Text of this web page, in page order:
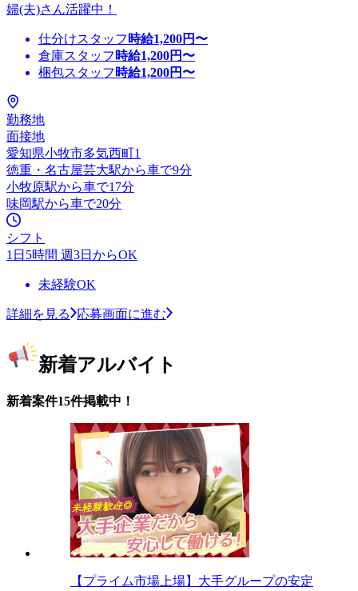
婦(夫)さん活躍中！
仕分けスタッフ 時給1,200円〜
倉庫スタッフ 時給1,200円〜
梱包スタッフ 時給1,200円〜
勤務地
面接地
愛知県小牧市多気西町1
徳重・名古屋芸大駅から車で9分
小牧原駅から車で17分
味岡駅から車で20分
シフト
1日5時間 週3日からOK
未経験OK
詳細を見る 応募画面に進む
新着アルバイト
新着案件15件掲載中！
【プライム市場上場】大手グループの安定